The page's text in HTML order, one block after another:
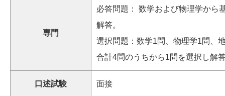
専門
必答問題： 数学および物理学から
解答。
選択問題：数学1問、物理学1問、
合計4問のうちから1問を選択し解
口述試験 面接